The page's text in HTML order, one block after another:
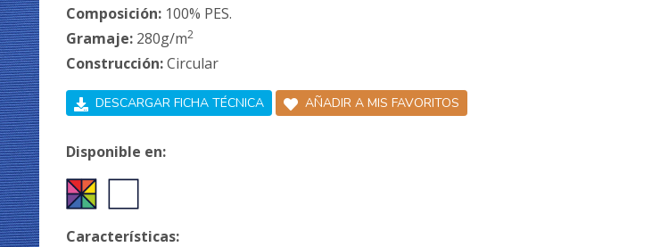
Composición: 100% PES.
Gramaje: 280g/m2
Construcción:Circular
DESCARGAR FICHA TÉCNICA AÑADIR A MIS FAVORITOS
Disponible en:
Características: